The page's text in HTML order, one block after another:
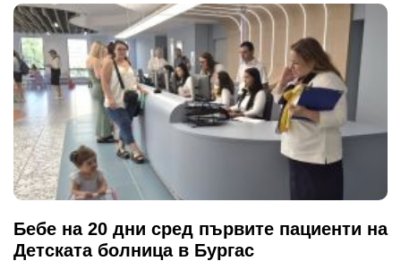
Бебе на 20 дни сред първите пациенти на
Детската болница в Бургас